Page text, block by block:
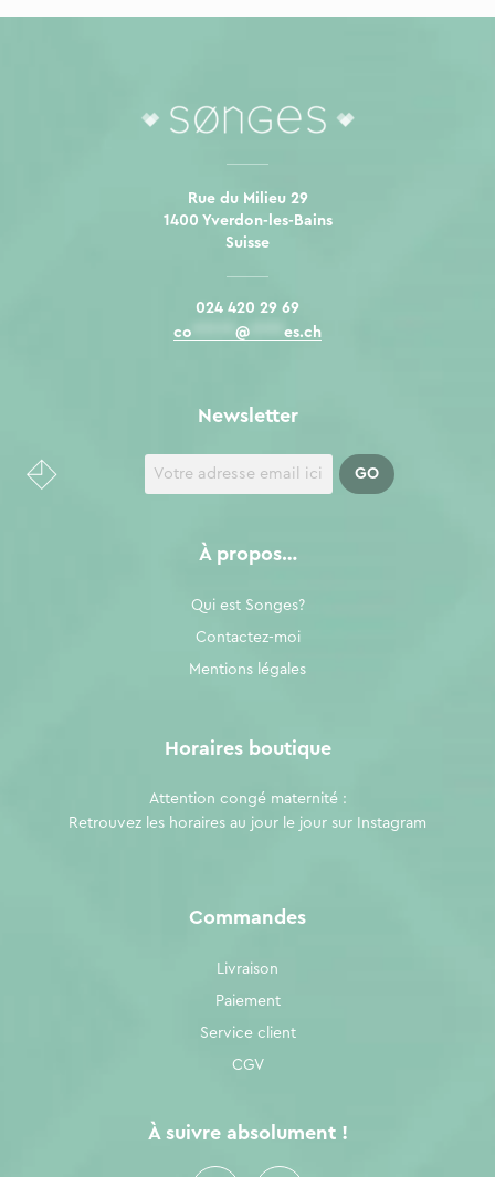
Rue du Milieu 29
1400 Yverdon-les-Bains
Suisse
024 420 29 69
co
@ es.ch
Commandes
Livraison
Paiement
Service client
CGV
À suivre absolument !
À propos…
Qui est Songes?
Contactez-moi
Mentions légales
Newsletter
Horaires boutique
Attention congé maternité :
Retrouvez les horaires au jour le jour sur
Instagram